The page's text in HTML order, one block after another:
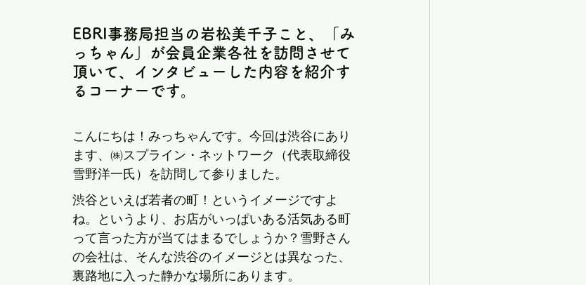
EBRI事務局担当の岩松美千子こと、「み
っちゃん」が会員企業各社を訪問させて
頂いて、インタビューした内容を紹介す
るコーナーです。
こんにちは！みっちゃんです。今回は渋谷にあり
ます、㈱スプライン・ネットワーク（代表取締役
雪野洋一氏）を訪問して参りました。
渋谷といえば若者の町！というイメージですよ
ね。というより、お店がいっぱいある活気ある町
って言った方が当てはまるでしょうか？雪野さん
の会社は、そんな渋谷のイメージとは異なった、
裏路地に入った静かな場所にあります。